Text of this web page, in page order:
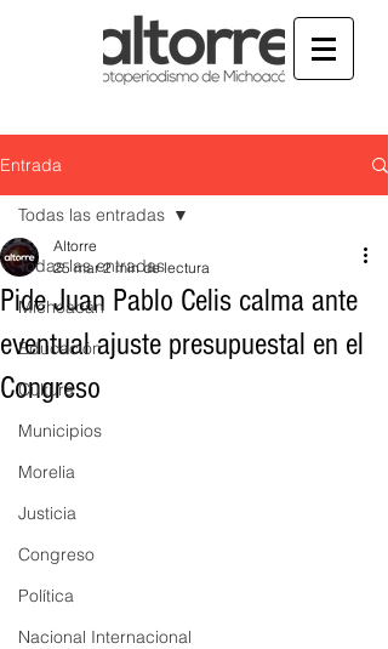
Entrada
Todas las entradas
Michoacán
Educación
Cultura
Municipios
Morelia
Justicia
Congreso
Política
Nacional Internacional
Todas las entradas
Pide Juan Pablo Celis calma ante
eventual ajuste presupuestal en el
Congreso
Altorre
25 mar 2 min de lectura